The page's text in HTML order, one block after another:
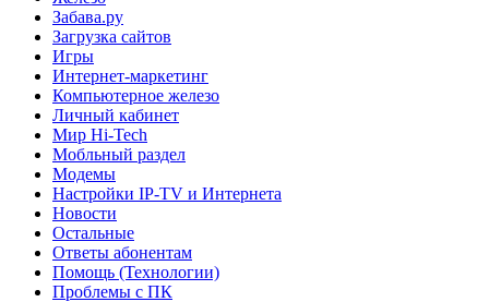
Забава.ру
Загрузка сайтов
Игры
Интернет-маркетинг
Компьютерное железо
Личный кабинет
Мир Hi-Tech
Мобльный раздел
Модемы
Настройки IP-TV и Интернета
Новости
Остальные
Ответы абонентам
Помощь (Технологии)
Проблемы с ПК